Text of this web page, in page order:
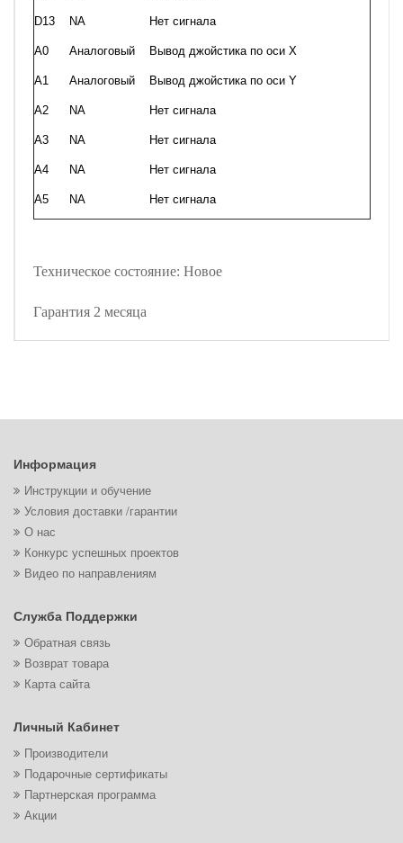
D13 NA Нет сигнала
A0 Аналоговый Вывод джойстика по оси X
A1 Аналоговый Вывод джойстика по оси Y
A2 NA Нет сигнала
A3 NA Нет сигнала
A4 NA Нет сигнала
A5 NA Нет сигнала
Техническое состояние: Новое
Гарантия 2 месяца
Информация
Инструкции и обучение
Условия доставки /гарантии
О нас
Конкурс успешных проектов
Видео по направлениям
Служба Поддержки
Обратная связь
Возврат товара
Карта сайта
Личный Кабинет
Производители
Подарочные сертификаты
Партнерская программа
Акции